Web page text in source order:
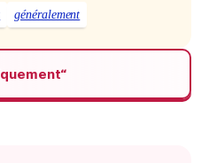
généralement